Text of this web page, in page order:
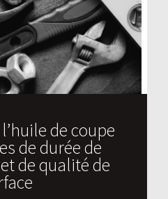
de coupe
de durée de
de qualité de